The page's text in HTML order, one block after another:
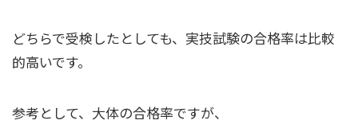
どちらで受検したとしても、実技試験の合格率は比較
的高いです。
参考として、大体の合格率ですが、